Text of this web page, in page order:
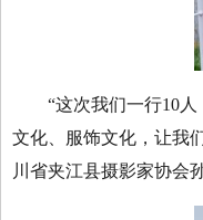
“这次我们一行10人
文化、服饰文化，让我
川省夹江县摄影家协会